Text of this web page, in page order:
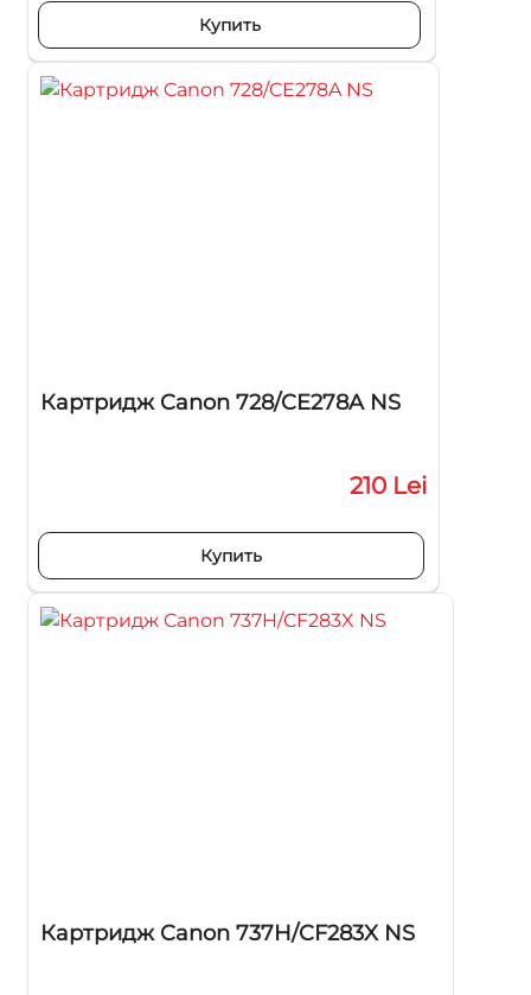
Купить
Картридж Canon 728/CE278A NS
210 Lei
Купить
Картридж Canon 737H/CF283X NS